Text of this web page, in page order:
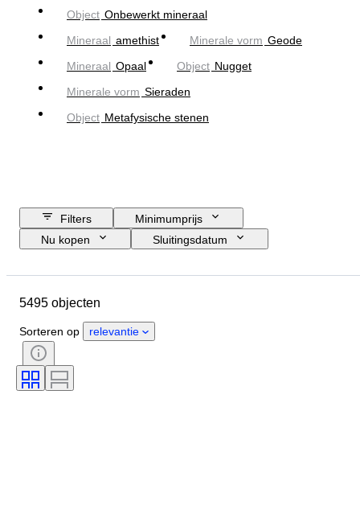
Object Onbewerkt mineraal
Mineraal amethist Minerale vorm Geode
Mineraal Opaal Object Nugget
Minerale vorm Sieraden
Object Metafysische stenen
Filters
Minimumprijs
Nu kopen
Sluitingsdatum
Land van herkomst
Geslacht
Conditie
Steen
Certificaat
Handtekening
Geslepen
5495 objecten
Sorteren op relevantie